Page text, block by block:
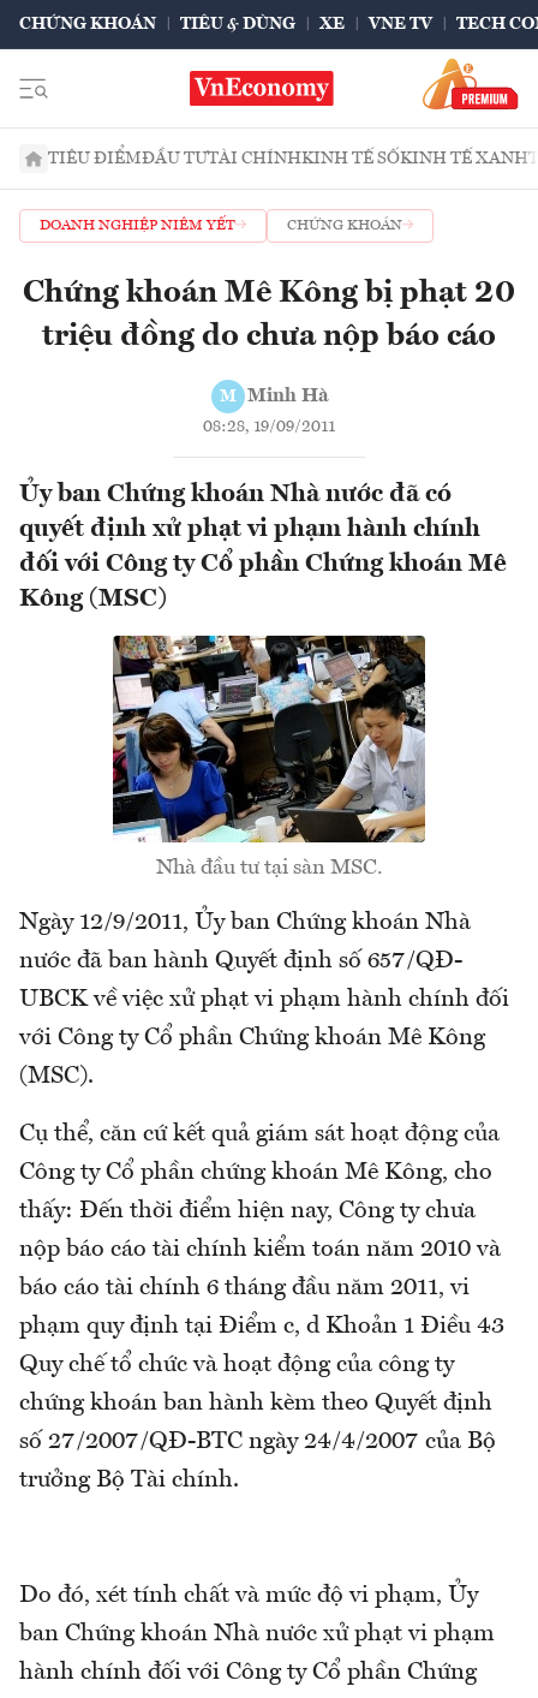
CHỨNG KHOÁN TIÊU & DÙNG XE VNE TV TECH
TIÊU ĐIỂMĐẦU TƯTÀI CHÍNHKINH TẾ SỐKINH TẾ XANH
DOANH NGHIỆP NIÊM YẾT CHỨNG KHOÁN
Chứng khoán Mê Kông bị phạt 20
triệu đồng do chưa nộp báo cáo
M Minh Hà
08:28, 19/09/2011
Ủy ban Chứng khoán Nhà nước đã có
quyết định xử phạt vi phạm hành chính
đối với Công ty Cổ phần Chứng khoán Mê
Kông (MSC)
Nhà đầu tư tại sàn MSC.
Ngày 12/9/2011, Ủy ban Chứng khoán Nhà
nước đã ban hành Quyết định số 657/QĐ-
UBCK về việc xử phạt vi phạm hành chính đối
với Công ty Cổ phần Chứng khoán Mê Kông
(MSC).
Cụ thể, căn cứ kết quả giám sát hoạt động của
Công ty Cổ phần chứng khoán Mê Kông, cho
thấy: Đến thời điểm hiện nay, Công ty chưa
nộp báo cáo tài chính kiểm toán năm 2010 và
báo cáo tài chính 6 tháng đầu năm 2011, vi
phạm quy định tại Điểm c, d Khoản 1 Điều 43
Quy chế tổ chức và hoạt động của công ty
chứng khoán ban hành kèm theo Quyết định
số 27/2007/QĐ-BTC ngày 24/4/2007 của Bộ
trưởng Bộ Tài chính.
Do đó, xét tính chất và mức độ vi phạm, Ủy
ban Chứng khoán Nhà nước xử phạt vi phạm
hành chính đối với Công ty Cổ phần Chứng